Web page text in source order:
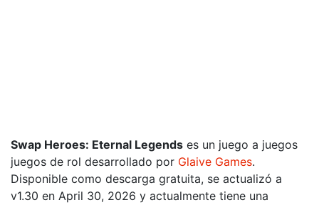
Swap Heroes: Eternal Legends es un juego a juegos
juegos de rol desarrollado por Glaive Games.
Disponible como descarga gratuita, se actualizó a
v1.30 en April 30, 2026 y actualmente tiene una